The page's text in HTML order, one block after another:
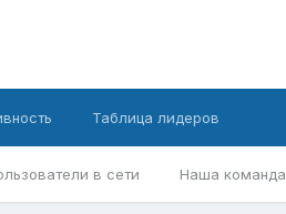
в сети Наша команда
Таблица лидеров